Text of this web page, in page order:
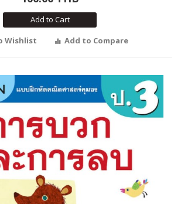
Add to Cart
Wishlist
Add to Compare